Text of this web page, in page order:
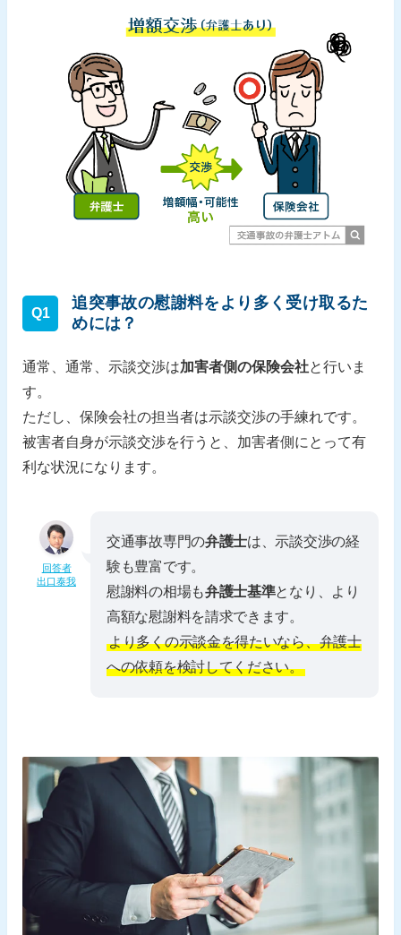
Q1
追突事故の慰謝料をより多く受け取るた
めには？
通常、通常、示談交渉は加害者側の保険会社と行いま
す。
ただし、保険会社の担当者は示談交渉の手練れです。
被害者自身が示談交渉を行うと、加害者側にとって有
利な状況になります。
回答者
出口泰我
交通事故専門の弁護士は、示談交渉の経
験も豊富です。
慰謝料の相場も弁護士基準となり、より
高額な慰謝料を請求できます。
より多くの示談金を得たいなら、弁護士
への依頼を検討してください。